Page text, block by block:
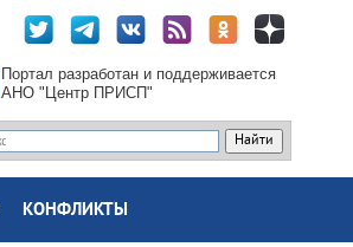
Портал разработан и поддерживается
АНО "Центр ПРИСП"
КОНФЛИКТЫ